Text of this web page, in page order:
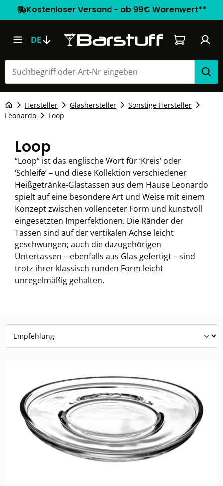
Kostenloser Versand - ab 99€ Warenwert**
DE Warenkorb
Hersteller Glashersteller
Sonstige Hersteller
Leonardo
Loop
Loop
“Loop“ ist das englische Wort für ‘Kreis‘ oder
‘Schleife‘ – und diese Kollektion verschiedener
Heißgetränke-Glastassen aus dem Hause Leonardo
spielt auf eine besondere Art und Weise mit einem
Konzept zwischen vollendeter Form und kunstvoll
eingesetzten Imperfektionen. Die Ränder der
Tassen sind auf der vertikalen Achse leicht
geschwungen; auch die dazugehörigen
Untertassen – ebenfalls aus Glas gefertigt – sind
trotz ihrer klassisch runden Form leicht
unregelmäßig gehalten.